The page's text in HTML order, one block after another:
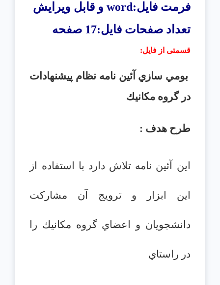
فرمت فایل:word و قابل ویرایش
تعداد صفحات فایل:17 صفحه
قسمتی از فایل:
بومي سازي آئين نامه نظام پيشنهادات
در گروه مكانيك
طرح هدف :
اين آئين نامه تلاش دارد با استفاده از
اين ابزار و ترويج آن مشاركت
دانشجويان و اعضاي گروه مكانيك را
در راستاي